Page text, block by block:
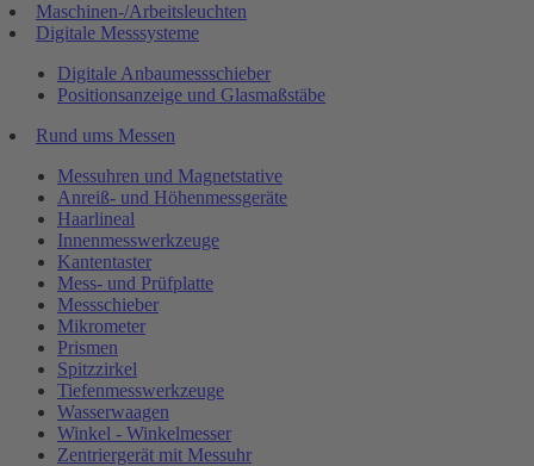
Maschinen-/Arbeitsleuchten
Digitale Messsysteme
Digitale Anbaumessschieber
Positionsanzeige und Glasmaßstäbe
Rund ums Messen
Messuhren und Magnetstative
Anreiß- und Höhenmessgeräte
Haarlineal
Innenmesswerkzeuge
Kantentaster
Mess- und Prüfplatte
Messschieber
Mikrometer
Prismen
Spitzzirkel
Tiefenmesswerkzeuge
Wasserwaagen
Winkel - Winkelmesser
Zentriergerät mit Messuhr